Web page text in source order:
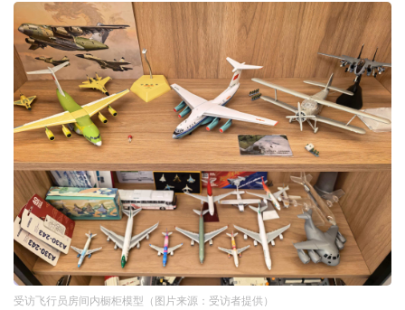
受访飞行员房间内橱柜模型（图片来源：受访者提供）